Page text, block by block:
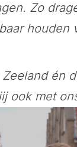
Zo
houden
én
ook met